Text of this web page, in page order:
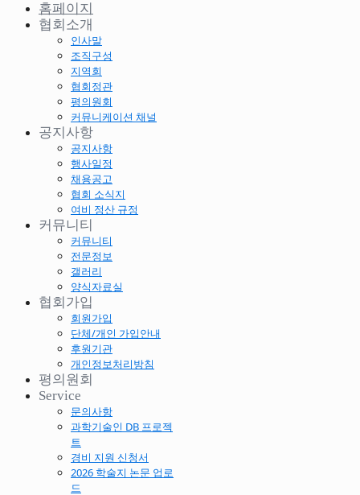
홈페이지
협회소개
인사말
조직구성
지역회
협회정관
평의원회
커뮤니케이션 채널
공지사항
공지사항
행사일정
채용공고
협회 소식지
여비 정산 규정
커뮤니티
커뮤니티
전문정보
갤러리
양식자료실
협회가입
회원가입
단체/개인 가입안내
후원기관
개인정보처리방침
평의원회
Service
문의사항
과학기술인 DB 프로젝
트
경비 지원 신청서
2026 학술지 논문 업로
드